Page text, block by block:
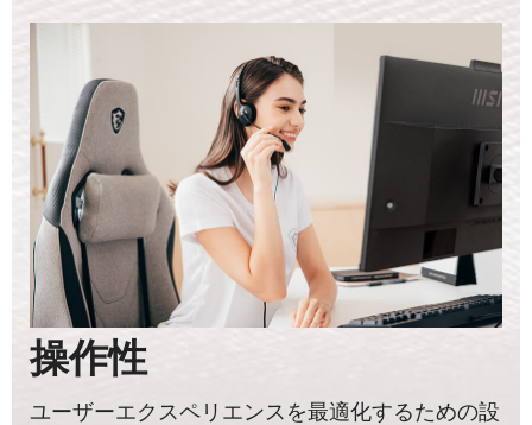
操作性
ユーザーエクスペリエンスを最適化するための設